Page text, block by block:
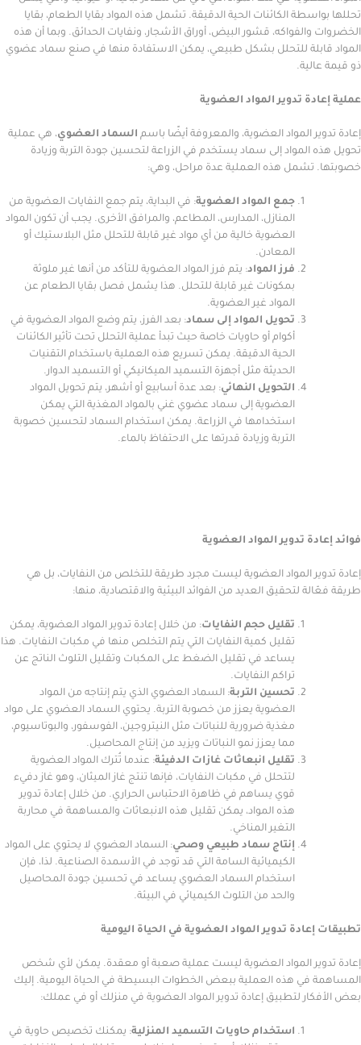
الكائنات الحية الدقيقة. تشمل هذه المواد بقايا الطعام، بقايا
قشور البيض، أوراق الأشجار، ونفايات الحدائق. وبما أن هذه
للتحلل بشكل طبيعي، يمكن الاستفادة منها في صنع سماد عضوي
تدوير المواد العضوية
المواد العضوية، والمعروفة أيضًا باسمالسماد العضوي ، هي عملية
إلى سماد يستخدم في الزراعة لتحسين جودة التربة وزيادة
هذه العملية عدة مراحل، وهي:
جمع المواد العضوية : في البداية، يتم جمع النفايات العضوية من
المنازل، المدارس، المطاعم، والمرافق الأخرى. يجب أن تكون المواد
العضوية خالية من أي مواد غير قابلة للتحلل مثل البلاستيك أو
فرز المواد: يتم فرز المواد العضوية للتأكد من أنها غير ملوثة
بمكونات غير قابلة للتحلل. هذا يشمل فصل بقايا الطعام عن
المواد غير العضوية.
تحويل المواد إلى سماد : بعد الفرز، يتم وضع المواد العضوية في
أكوام أو حاويات خاصة حيث تبدأ عملية التحلل تحت تأثير الكائنات
الحية الدقيقة. يمكن تسريع هذه العملية باستخدام التقنيات
الحديثة مثل أجهزة التسميد الميكانيكي أو التسميد الدوار.
التحويل النهائي: بعد عدة أسابيع أو أشهر، يتم تحويل المواد
العضوية إلى سماد عضوي غني بالمواد المغذية التي يمكن
استخدامها في الزراعة. يمكن استخدام السماد لتحسين خصوبة
التربة وزيادة قدرتها على الاحتفاظ بالماء.
تدوير المواد العضوية
المواد العضوية ليست مجرد طريقة للتخلص من النفايات، بل هي
لتحقيق العديد من الفوائد البيئية والاقتصادية، منها:
تقليل حجم النفايات: من خلال إعادة تدوير المواد العضوية، يمكن
تقليل كمية النفايات التي يتم التخلص منها في مكبات النفايات. هذا
يساعد في تقليل الضغط على المكبات وتقليل التلوث الناتج عن
تراكم النفايات.
تحسين التربة: السماد العضوي الذي يتم إنتاجه من المواد
العضوية يعزز من خصوبة التربة. يحتوي السماد العضوي على مواد
مغذية ضرورية للنباتات مثل النيتروجين، الفوسفور، والبوتاسيوم،
مما يعزز نمو النباتات ويزيد من إنتاج المحاصيل.
تقليل انبعاثات غازات الدفيئة: عندما تُترك المواد العضوية
لتتحلل في مكبات النفايات، فإنها تنتج غاز الميثان، وهو غاز دفيء
قوي يساهم في ظاهرة الاحتباس الحراري. من خلال إعادة تدوير
هذه المواد، يمكن تقليل هذه الانبعاثات والمساهمة في محاربة
التغير المناخي.
إنتاج سماد طبيعي وصحي: السماد العضوي لا يحتوي على المواد
الكيميائية السامة التي قد توجد في الأسمدة الصناعية. لذا، فإن
استخدام السماد العضوي يساعد في تحسين جودة المحاصيل
والحد من التلوث الكيميائي في البيئة.
تدوير المواد العضوية في الحياة اليومية
المواد العضوية ليست عملية صعبة أو معقدة. يمكن لأي شخص
في هذه العملية ببعض الخطوات البسيطة في الحياة اليومية. إليك
لتطبيق إعادة تدوير المواد العضوية في منزلك أو في عملك:
استخدام حاويات التسميد المنزلية: يمكنك تخصيص حاوية في